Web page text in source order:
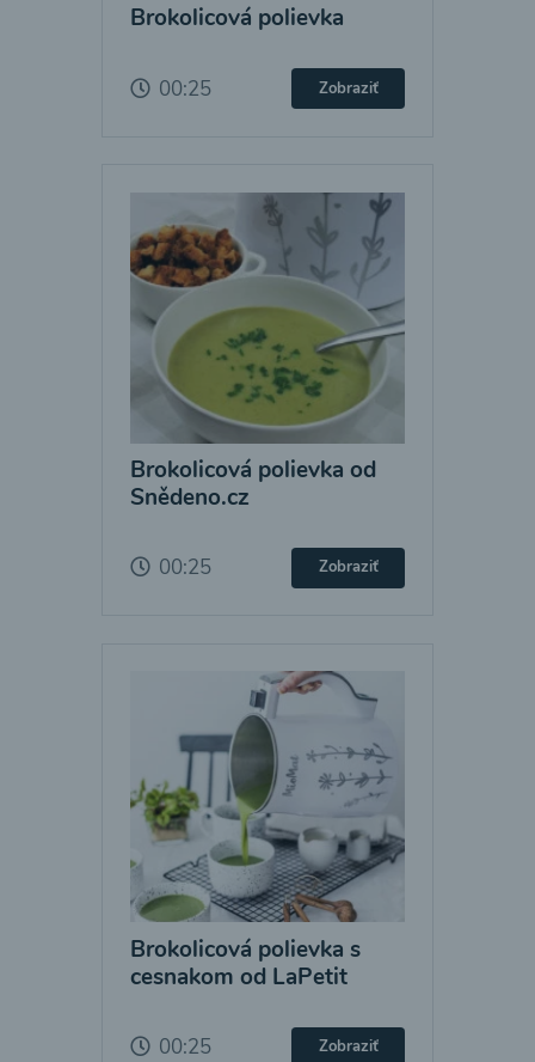
Brokolicová polievka
00:25 Zobraziť
Brokolicová polievka od
Snědeno.cz
00:25 Zobraziť
Brokolicová polievka s
cesnakom od LaPetit
00:25 Zobraziť